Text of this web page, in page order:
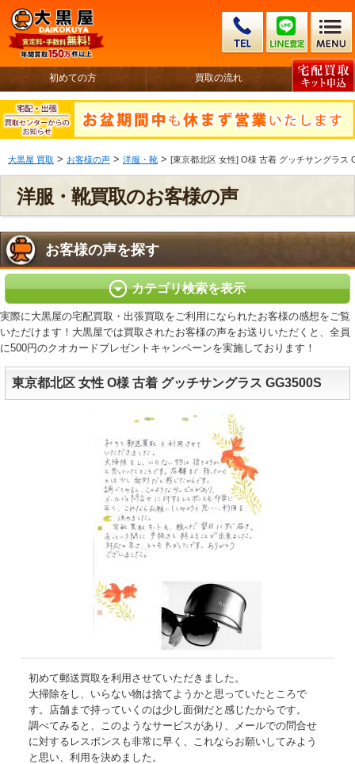
初めての方 買取の流れ
大黒屋 買取 > お客様の声 > 洋服・靴 > [東京都北区 女性] O様 古着 グッチサングラス
洋服・靴買取のお客様の声
お客様の声を探す
カテゴリ検索を表示
実際に大黒屋の宅配買取・出張買取をご利用になられたお客様の感想をご覧
いただけます！大黒屋では買取されたお客様の声をお送りいただくと、全員
に500円のクオカードプレゼントキャンペーンを実施しております！
東京都北区 女性 O様 古着 グッチサングラス GG3500S
初めて郵送買取を利用させていただきました。
大掃除をし、いらない物は捨てようかと思っていたところで
す。店舗まで持っていくのは少し面倒だと感じたからです。
調べてみると、このようなサービスがあり、メールでの問合せ
に対するレスポンスも非常に早く、これならお願いしてみよう
と思い、利用を決めました。